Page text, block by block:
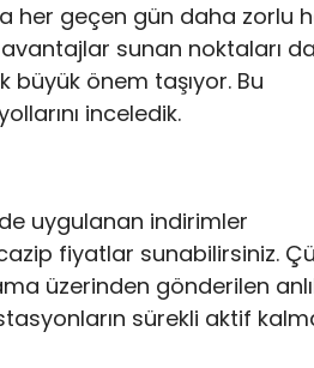
her geçen gün daha zorlu
avantajlar sunan noktaları
büyük önem taşıyor. Bu
inceledik.
uygulanan indirimler
fiyatlar sunabilirsiniz.
üzerinden gönderilen
sürekli aktif